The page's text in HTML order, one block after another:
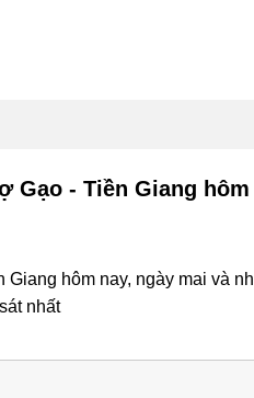
Gạo - Tiền Giang
Giang hôm nay, ngày mai
nhất